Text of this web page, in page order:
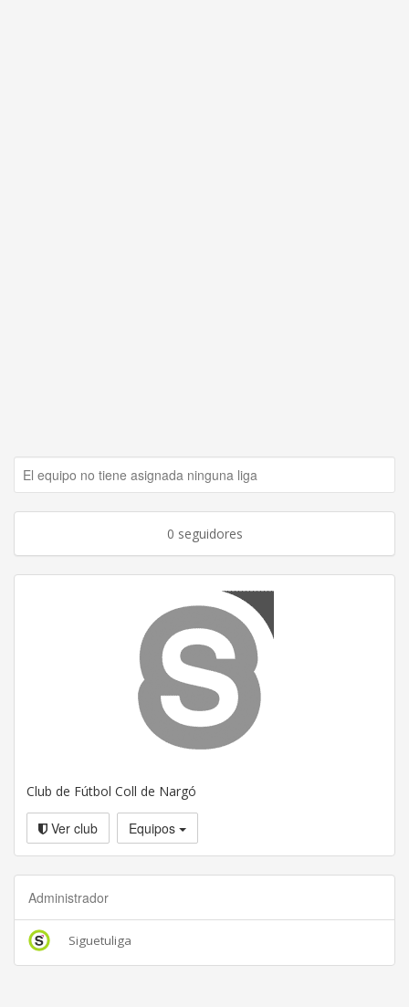
El equipo no tiene asignada ninguna liga
0 seguidores
Club de Fútbol Coll de Nargó
Ver club Equipos
Administrador
Siguetuliga